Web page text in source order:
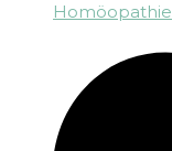
Homöopathie